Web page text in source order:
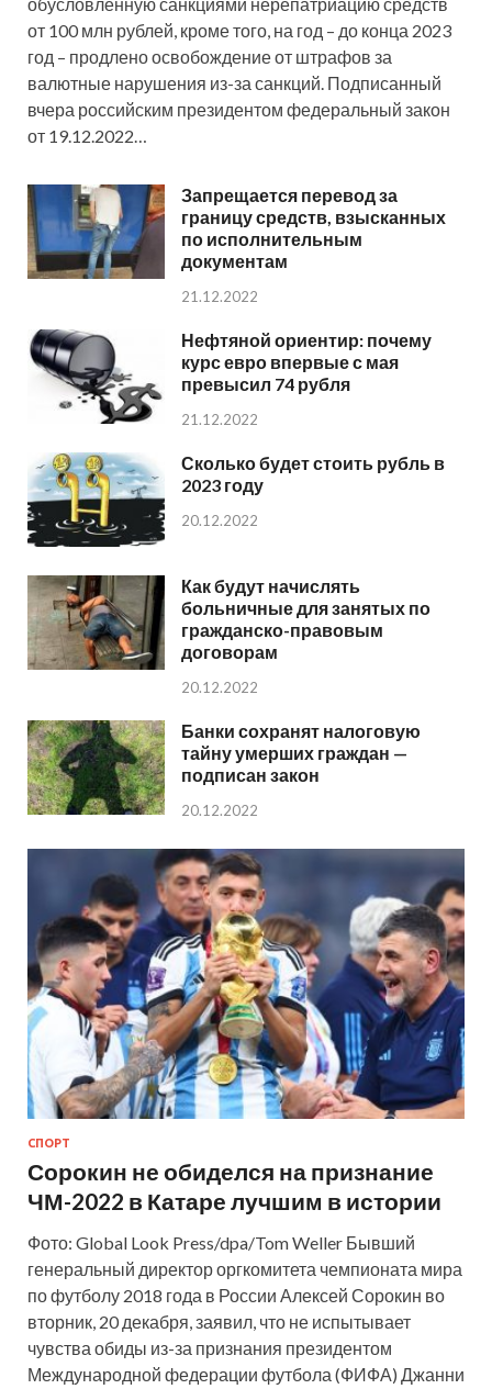
от 100 млн рублей, кроме того, на год – до конца 2023
год – продлено освобождение от штрафов за
валютные нарушения из-за санкций. Подписанный
вчера российским президентом федеральный закон
от 19.12.2022…
Запрещается перевод за
границу средств, взысканных
по исполнительным
документам
21.12.2022
Нефтяной ориентир: почему
курс евро впервые с мая
превысил 74 рубля
21.12.2022
Сколько будет стоить рубль в
2023 году
20.12.2022
Как будут начислять
больничные для занятых по
гражданско-правовым
договорам
20.12.2022
Банки сохранят налоговую
тайну умерших граждан —
подписан закон
20.12.2022
СПОРТ
Сорокин не обиделся на признание
ЧМ-2022 в Катаре лучшим в истории
Фото: Global Look Press/dpa/Tom Weller Бывший
генеральный директор оргкомитета чемпионата мира
по футболу 2018 года в России Алексей Сорокин во
вторник, 20 декабря, заявил, что не испытывает
чувства обиды из-за признания президентом
Международной федерации футбола (ФИФА) Джанни